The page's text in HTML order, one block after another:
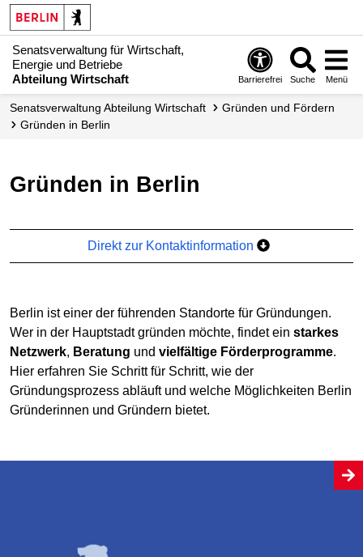
Senatsverwaltung für Wirtschaft,
Energie und Betriebe
Abteilung Wirtschaft
Barrierefrei Suche Menü
Senats­verwaltung Abteilung Wirtschaft
Gründen und Fördern
Gründen in Berlin
Gründen in Berlin
Direkt zur Kontaktinformation
Berlin ist einer der führenden Standorte für Gründungen.
Wer in der Hauptstadt gründen möchte, findet ein starkes
Netzwerk, Beratung und vielfältige Förderprogramme.
Hier erfahren Sie Schritt für Schritt, wie der
Gründungsprozess abläuft und welche Möglichkeiten Berlin
Gründerinnen und Gründern bietet.